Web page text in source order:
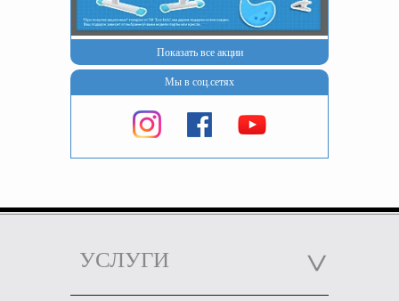
Показать все акции
Мы в соц.сетях
УСЛУГИ